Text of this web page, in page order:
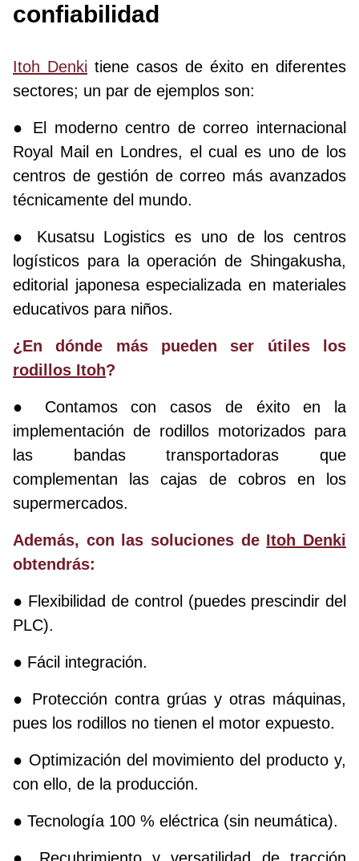
confiabilidad
Itoh Denki tiene casos de éxito en diferentes
sectores; un par de ejemplos son:
● El moderno centro de correo internacional
Royal Mail en Londres, el cual es uno de los
centros de gestión de correo más avanzados
técnicamente del mundo.
● Kusatsu Logistics es uno de los centros
logísticos para la operación de Shingakusha,
editorial japonesa especializada en materiales
educativos para niños.
¿En dónde más pueden ser útiles los
rodillos Itoh?
● Contamos con casos de éxito en la
implementación de rodillos motorizados para
las bandas transportadoras que
complementan las cajas de cobros en los
supermercados.
Además, con las soluciones de Itoh Denki
obtendrás:
● Flexibilidad de control (puedes prescindir del
PLC).
● Fácil integración.
● Protección contra grúas y otras máquinas,
pues los rodillos no tienen el motor expuesto.
● Optimización del movimiento del producto y,
con ello, de la producción.
● Tecnología 100 % eléctrica (sin neumática).